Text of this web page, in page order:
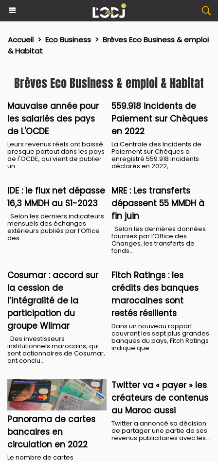
Accueil > Eco Business > Brèves Eco Business & emploi
& Habitat
Brèves Eco Business & emploi & Habitat
​Mauvaise année pour
les salariés des pays
de L'OCDE
Leurs revenus réels ont baissé
presque partout dans les pays
de l'OCDE, qui vient de publier
un...
559.918 incidents de
Paiement sur Chèques
en 2022
La Centrale des Incidents de
Paiement sur Chèques a
enregistré 559.918 incidents
déclarés en 2022,...
IDE : le flux net dépasse
16,3 MMDH au S1-2023
Selon les derniers indicateurs
mensuels des échanges
extérieurs publiés par l’Office
des...
MRE : Les transferts
dépassent 55 MMDH à
fin juin
Selon les dernières données
fournies par l’Office des
Changes, les transferts de
fonds...
Cosumar : accord sur
la cession de
l’intégralité de la
participation du
groupe Wilmar
Des investisseurs
institutionnels marocains, qui
sont actionnaires de Cosumar,
ont conclu...
Fitch Ratings : les
crédits des banques
marocaines sont
restés résilients
Dans un nouveau rapport
couvrant les sept plus grandes
banques du pays, Fitch Ratings
indique que...
Panorama de cartes
bancaires en
circulation en 2022
Le nombre de cartes
Twitter va « payer » les
créateurs de contenus
au Maroc aussi
Twitter a annoncé sa décision
de partager une partie de ses
revenus publicitaires avec les...